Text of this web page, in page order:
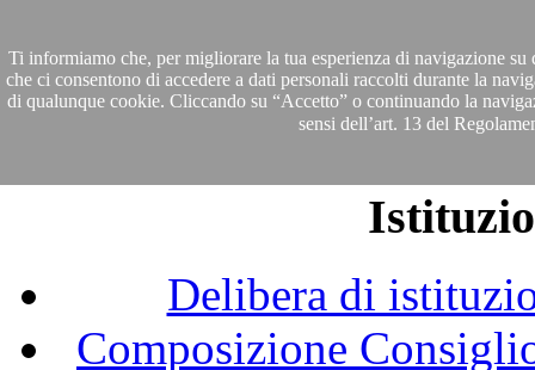
Delibera di
Composizione
Ti informiamo che, per migliorare la tua esperienza di navigazione
che ci consentono di accedere a dati personali raccolti durante la
di qualunque cookie. Cliccando su “Accetto” o continuando la
sensi dell’art. 13 del